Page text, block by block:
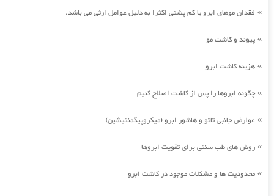
» فقدان موهای ابرو یا کم پشتی اکثرا به دلیل عوامل ارثی می باشد.
» پیوند و کاشت مو
» هزینه کاشت ابرو
» چگونه ابروها را پس از کاشت اصلاح کنیم
» عوارض جانبی تاتو و هاشور ابرو (میکروپیگمنتیشین)
» روش های طب سنتی برای تقویت ابروها
» محدودیت ها و مشکلات موجود در کاشت ابرو